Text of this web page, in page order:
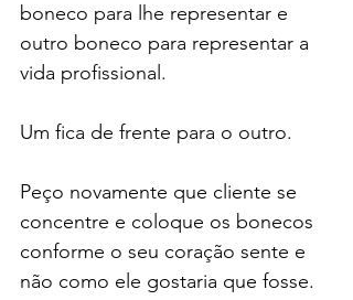
boneco para lhe representar e
outro boneco para representar a
vida profissional.
Um fica de frente para o outro.
Peço novamente que cliente se
concentre e coloque os bonecos
conforme o seu coração sente e
não como ele gostaria que fosse.